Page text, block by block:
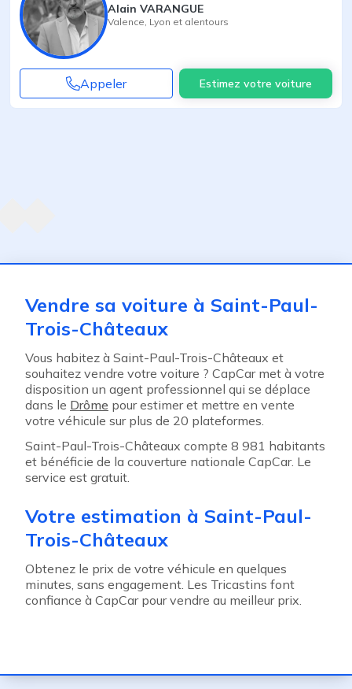
Alain VARANGUE
Valence Lyon et alentours
Appeler Estimez votre voiture
Vendre sa voiture à Saint-Paul-
Trois-Châteaux
Vous habitez à Saint-Paul-Trois-Châteaux et
souhaitez vendre votre voiture ? CapCar met à votre
disposition un agent professionnel qui se déplace
dans le Drôme pour estimer et mettre en vente
votre véhicule sur plus de 20 plateformes.
Saint-Paul-Trois-Châteaux compte 8 981 habitants
et bénéficie de la couverture nationale CapCar. Le
service est gratuit.
Votre estimation à Saint-Paul-
Trois-Châteaux
Obtenez le prix de votre véhicule en quelques
minutes, sans engagement. Les Tricastins font
confiance à CapCar pour vendre au meilleur prix.